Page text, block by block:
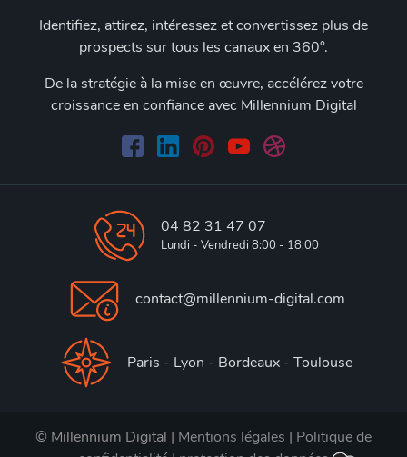
Identifiez, attirez, intéressez et convertissez plus de
prospects sur tous les canaux en 360°.
De la stratégie à la mise en œuvre, accélérez votre
croissance en confiance avec Millennium Digital
04 82 31 47 07
Lundi - Vendredi 8:00 - 18:00
contact@millennium-digital.com
Paris - Lyon - Bordeaux - Toulouse
© Millennium Digital | Mentions légales | Politique de